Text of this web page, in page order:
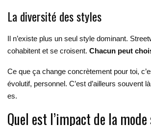
La diversité des styles
Il n’existe plus un seul style dominant.
cohabitent et se croisent. Chacun peut
Ce que ça change concrètement pour toi,
évolutif, personnel. C’est d’ailleurs souvent
es.
Quel est l’impact de la